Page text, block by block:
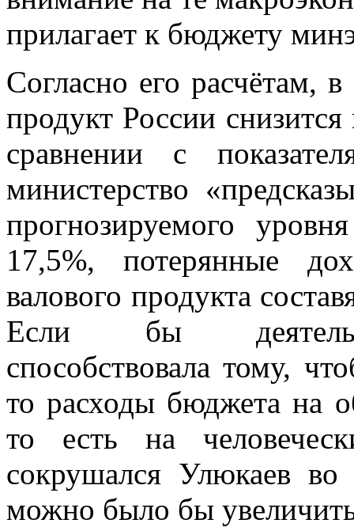
прилагает к бюджету
Согласно его расчётам,
продукт России
сравнении с
министерство
прогнозируемого
17,5%, потерянные
валового продукта
Если бы
способствовала тому,
то расходы бюджета на
то есть на
сокрушался Улюкаев во
можно было бы